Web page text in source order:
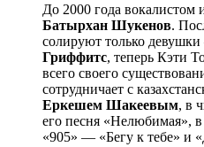
До 2000 года
Батырхан Шукенов.
солируют только
Гриффитс, теперь Кэти
всего своего
сотрудничает с
Еркешем Шакеевым, в
его песня «Нелюбимая», в
«905» — «Бегу к тебе» и